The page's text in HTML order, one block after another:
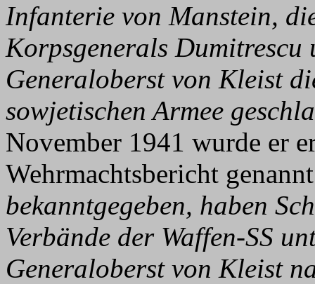
Infanterie von Manstein,
Korpsgenerals Dumitrescu
Generaloberst von Kleist
sowjetischen Armee
November 1941 wurde er
Wehrmachtsbericht
bekanntgegeben, haben
Verbände der Waffen-SS
Generaloberst von Kleist